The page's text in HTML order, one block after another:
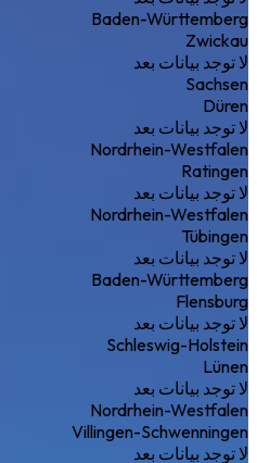
Baden-Württemberg
Zwickau
لا توجد بيانات بعد
Sachsen
Düren
لا توجد بيانات بعد
Nordrhein-Westfalen
Ratingen
لا توجد بيانات بعد
Nordrhein-Westfalen
Tübingen
لا توجد بيانات بعد
Baden-Württemberg
Flensburg
لا توجد بيانات بعد
Schleswig-Holstein
Lünen
لا توجد بيانات بعد
Nordrhein-Westfalen
Villingen-Schwenningen
لا توجد بيانات بعد